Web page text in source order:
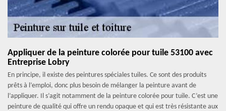
Appliquer de la peinture colorée pour tuile 53100 avec
Entreprise Lobry
En principe, il existe des peintures spéciales tuiles. Ce sont des produits
prêts à l’emploi, donc plus besoin de mélanger la peinture avant de
l’appliquer. Il s’agit notamment de la peinture colorée pour tuile. C’est une
peinture de qualité qui offre un rendu opaque et qui est très résistante aux